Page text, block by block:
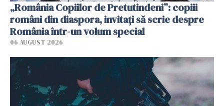
„România Copiilor de Pretutindeni”: copiii
români din diaspora, invitați să scrie despre
România într-un volum special
06 AUGUST 2026